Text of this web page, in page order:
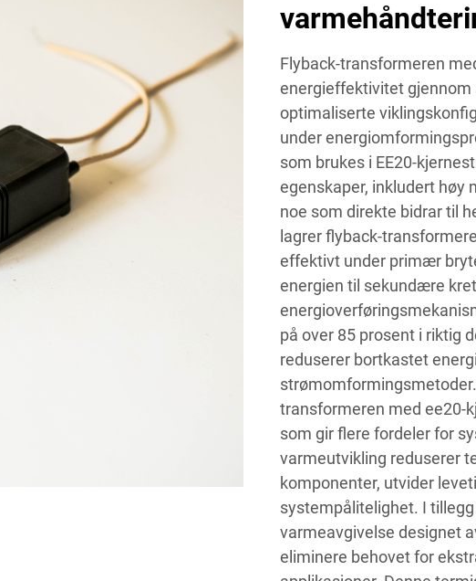
Flyback-transformeren
energieffektivitet gjennom
optimaliserte
under
som brukes i EE20-
egenskaper, inkludert høy
noe som direkte bidrar til
lagrer flyback-
effektivt under primær
energien til sekundære
på over 85 prosent i riktig
reduserer bortkastet
transformeren med ee20-
som gir flere fordeler for
varmeutvikling reduserer
komponenter, utvider
systempålitelighet. I
varmeavgivelse designet
eliminere behovet for